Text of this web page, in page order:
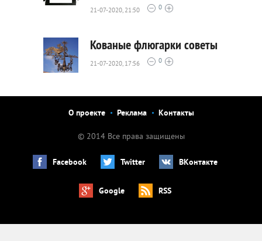
21-07-2020, 21:50 0
Кованые флюгарки советы
21-07-2020, 17:56 0
О проекте Реклама Контакты
© 2014 Все права защищены
Facebook Twitter ВКонтакте
Google RSS